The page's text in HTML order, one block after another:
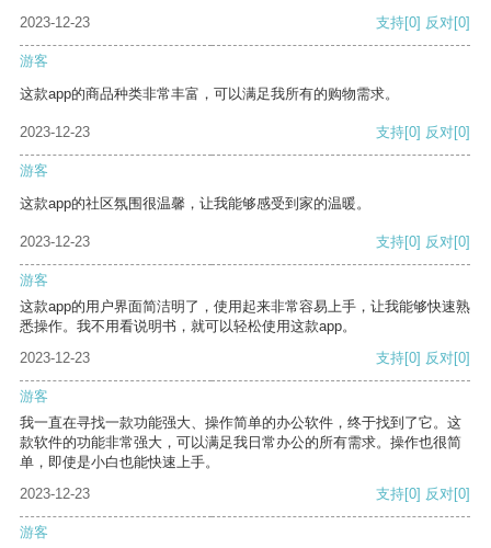
2023-12-23
支持[0] 反对[0]
游客
这款app的商品种类非常丰富，可以满足我所有的购物需求。
2023-12-23 支持[0] 反对[0]
游客
这款app的社区氛围很温馨，让我能够感受到家的温暖。
2023-12-23 支持[0] 反对[0]
游客
这款app的用户界面简洁明了，使用起来非常容易上手，让我能够快速熟
悉操作。我不用看说明书，就可以轻松使用这款app。
2023-12-23
支持[0] 反对[0]
游客
我一直在寻找一款功能强大、操作简单的办公软件，终于找到了它。这
款软件的功能非常强大，可以满足我日常办公的所有需求。操作也很简
单，即使是小白也能快速上手。
2023-12-23
支持[0] 反对[0]
游客